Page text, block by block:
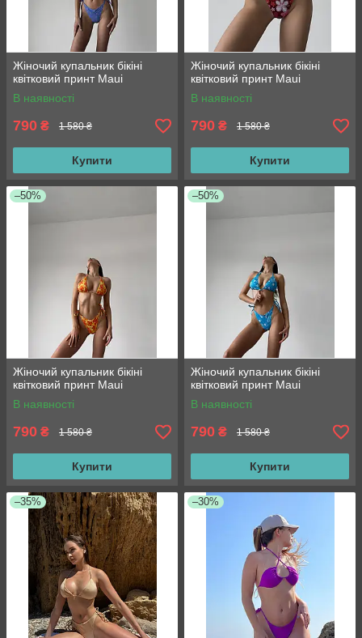
Жіночий купальник бікіні
квітковий принт Maui
В наявності
790 ₴ 1 580 ₴
Купити
Жіночий купальник бікіні
квітковий принт Maui
В наявності
790 ₴ 1 580 ₴
Купити
–50%
Жіночий купальник бікіні
квітковий принт Maui
В наявності
790 ₴ 1 580 ₴
Купити
–50%
Жіночий купальник бікіні
квітковий принт Maui
В наявності
790 ₴ 1 580 ₴
Купити
–35% –30%